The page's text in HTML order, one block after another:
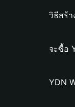
วิธีสร้า
จะซื้อ
YDN